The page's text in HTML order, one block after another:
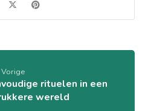
Vorige
rituelen in een
wereld